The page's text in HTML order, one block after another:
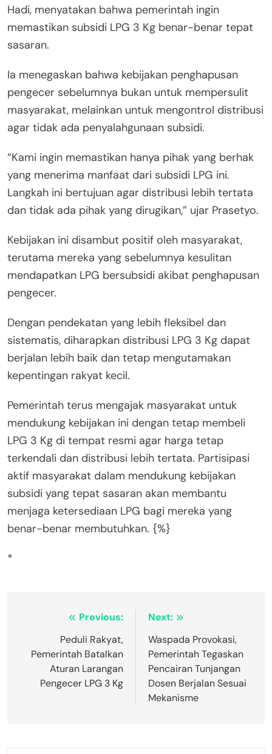
Hadi, menyatakan bahwa pemerintah ingin
memastikan subsidi LPG 3 Kg benar-benar tepat
sasaran.
Ia menegaskan bahwa kebijakan penghapusan
pengecer sebelumnya bukan untuk mempersulit
masyarakat, melainkan untuk mengontrol distribusi
agar tidak ada penyalahgunaan subsidi.
“Kami ingin memastikan hanya pihak yang berhak
yang menerima manfaat dari subsidi LPG ini.
Langkah ini bertujuan agar distribusi lebih tertata
dan tidak ada pihak yang dirugikan,” ujar Prasetyo.
Kebijakan ini disambut positif oleh masyarakat,
terutama mereka yang sebelumnya kesulitan
mendapatkan LPG bersubsidi akibat penghapusan
pengecer.
Dengan pendekatan yang lebih fleksibel dan
sistematis, diharapkan distribusi LPG 3 Kg dapat
berjalan lebih baik dan tetap mengutamakan
kepentingan rakyat kecil.
Pemerintah terus mengajak masyarakat untuk
mendukung kebijakan ini dengan tetap membeli
LPG 3 Kg di tempat resmi agar harga tetap
terkendali dan distribusi lebih tertata. Partisipasi
aktif masyarakat dalam mendukung kebijakan
subsidi yang tepat sasaran akan membantu
menjaga ketersediaan LPG bagi mereka yang
benar-benar membutuhkan. {%}
*
navigation
Previous:
⁠Peduli Rakyat,
Pemerintah Batalkan
Aturan Larangan
Pengecer LPG 3 Kg
Next:
Waspada Provokasi,
Pemerintah Tegaskan
Pencairan Tunjangan
Dosen Berjalan Sesuai
Mekanisme